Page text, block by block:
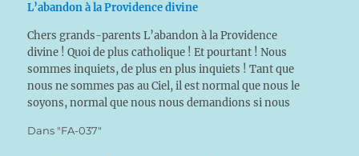
L’abandon à la Providence divine
Chers grands-parents L’abandon à la Providence
divine ! Quoi de plus catholique ! Et pourtant ! Nous
sommes inquiets, de plus en plus inquiets ! Tant que
nous ne sommes pas au Ciel, il est normal que nous le
soyons, normal que nous nous demandions si nous
Dans "FA-037"